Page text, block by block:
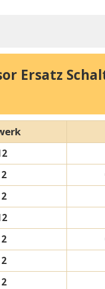
Ersatz